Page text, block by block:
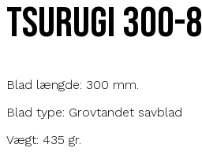
Tsurugi 300-8
Blad længde: 300 mm.
Blad type: Grovtandet savblad
Vægt: 435 gr.